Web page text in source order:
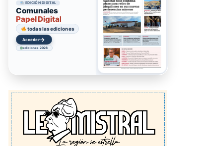
EDICIÓN DIGITAL
Comunales
Papel Digital
todas las ediciones
Acceder→
ediciones 2026